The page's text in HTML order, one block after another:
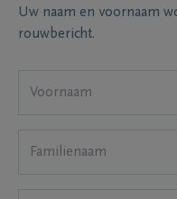
Uw naam en voornaam
rouwbericht.